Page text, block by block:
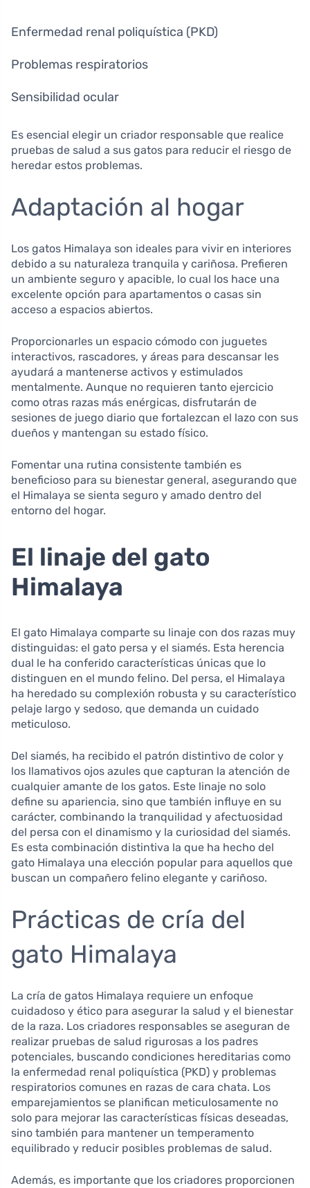
Enfermedad renal poliquística (PKD)
Problemas respiratorios
Sensibilidad ocular
Es esencial elegir un criador responsable que realice
pruebas de salud a sus gatos para reducir el riesgo de
heredar estos problemas.
Adaptación al hogar
Los gatos Himalaya son ideales para vivir en interiores
debido a su naturaleza tranquila y cariñosa. Prefieren
un ambiente seguro y apacible, lo cual los hace una
excelente opción para apartamentos o casas sin
acceso a espacios abiertos.
Proporcionarles un espacio cómodo con juguetes
interactivos, rascadores, y áreas para descansar les
ayudará a mantenerse activos y estimulados
mentalmente. Aunque no requieren tanto ejercicio
como otras razas más enérgicas, disfrutarán de
sesiones de juego diario que fortalezcan el lazo con sus
dueños y mantengan su estado físico.
Fomentar una rutina consistente también es
beneficioso para su bienestar general, asegurando que
el Himalaya se sienta seguro y amado dentro del
entorno del hogar.
El linaje del gato
Himalaya
El gato Himalaya comparte su linaje con dos razas muy
distinguidas: el gato persa y el siamés. Esta herencia
dual le ha conferido características únicas que lo
distinguen en el mundo felino. Del persa, el Himalaya
ha heredado su complexión robusta y su característico
pelaje largo y sedoso, que demanda un cuidado
meticuloso.
Del siamés, ha recibido el patrón distintivo de color y
los llamativos ojos azules que capturan la atención de
cualquier amante de los gatos. Este linaje no solo
define su apariencia, sino que también influye en su
carácter, combinando la tranquilidad y afectuosidad
del persa con el dinamismo y la curiosidad del siamés.
Es esta combinación distintiva la que ha hecho del
gato Himalaya una elección popular para aquellos que
buscan un compañero felino elegante y cariñoso.
Prácticas de cría del
gato Himalaya
La cría de gatos Himalaya requiere un enfoque
cuidadoso y ético para asegurar la salud y el bienestar
de la raza. Los criadores responsables se aseguran de
realizar pruebas de salud rigurosas a los padres
potenciales, buscando condiciones hereditarias como
la enfermedad renal poliquística (PKD) y problemas
respiratorios comunes en razas de cara chata. Los
emparejamientos se planifican meticulosamente no
solo para mejorar las características físicas deseadas,
sino también para mantener un temperamento
equilibrado y reducir posibles problemas de salud.
Además, es importante que los criadores proporcionen